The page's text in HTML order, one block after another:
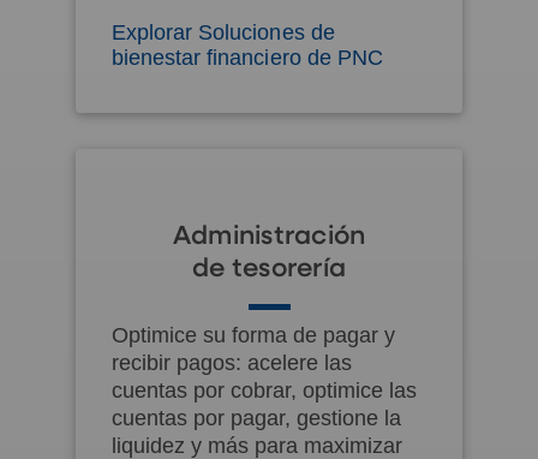
Explorar Soluciones de
bienestar financiero de PNC
Administración
de tesorería
Optimice su forma de pagar y
recibir pagos: acelere las
cuentas por cobrar, optimice las
cuentas por pagar, gestione la
liquidez y más para maximizar